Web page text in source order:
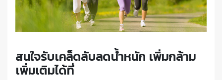
สนใจรับเคล็ดลับลดน้ำหนัก เพิ่มกล้าม
เพิ่มเติมได้ที่